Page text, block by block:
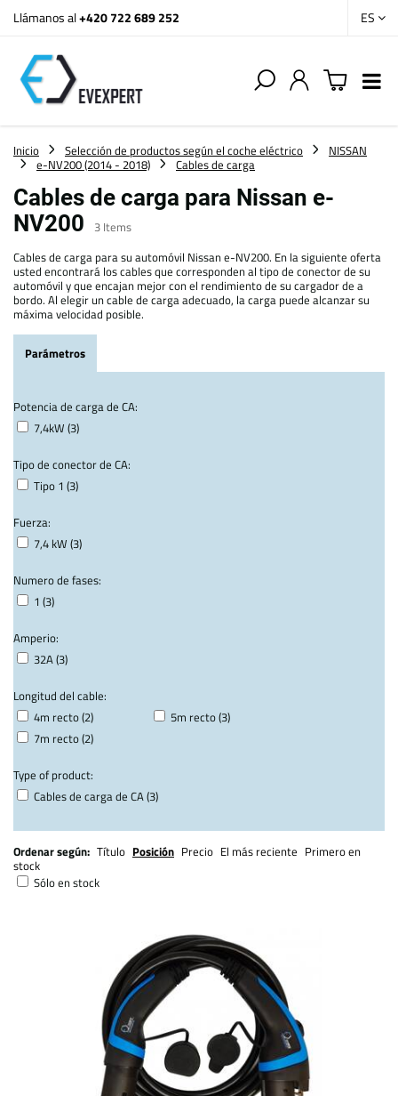
Llámanos al+420 722 689 252 ES
Inicio Selección de productos según el coche eléctrico
NISSAN
e-NV200 (2014 - 2018)
Cables de carga
Cables de carga para Nissan e-
NV200
3 Items
Cables de carga para su automóvil Nissan e-NV200. En la siguiente oferta
usted encontrará los cables que corresponden al tipo de conector de su
automóvil y que encajan mejor con el rendimiento de su cargador de a
bordo. Al elegir un cable de carga adecuado, la carga puede alcanzar su
máxima velocidad posible.
Parámetros
Potencia de carga de CA:
7,4kW (3)
Tipo de conector de CA:
Tipo 1 (3)
Fuerza:
7,4 kW (3)
Numero de fases:
1 (3)
Amperio:
32A (3)
Longitud del cable:
4m recto (2)
5m recto (3)
7m recto (2)
Type of product:
Cables de carga de CA (3)
Ordenar según: Título Posición Precio El más reciente Primero en
stock
Sólo en stock